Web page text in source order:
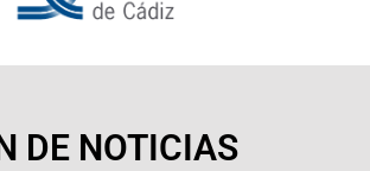
DE NOTICIAS